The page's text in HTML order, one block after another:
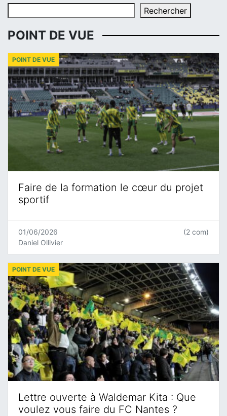
Rechercher
POINT DE VUE
Faire de la formation le cœur du projet
sportif
POINT DE VUE
01/06/2026
Daniel Ollivier
(2 com)
Lettre ouverte à Waldemar Kita : Que
voulez vous faire du FC Nantes ?
POINT DE VUE